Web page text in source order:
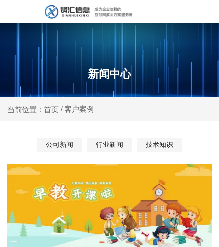
新闻中心
当前位置：首页 / 客户案例
公司新闻 行业新闻 技术知识